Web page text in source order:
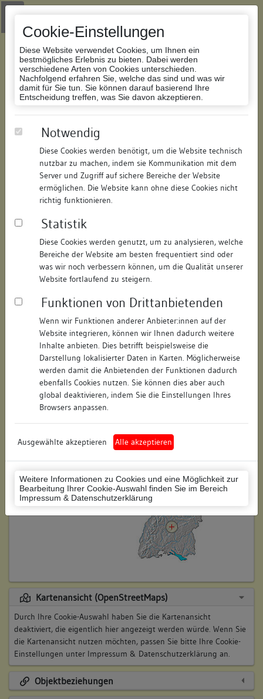
Cookie-Einstellungen
Diese Website verwendet Cookies, um Ihnen ein
bestmögliches Erlebnis zu bieten. Dabei werden
verschiedene Arten von Cookies unterschieden.
Nachfolgend erfahren Sie, welche das sind und was wir
damit für Sie tun. Sie können darauf basierend Ihre
Entscheidung treffen, was Sie davon akzeptieren.
Notwendig
Diese Cookies werden benötigt, um die Website technisch
nutzbar zu machen, indem sie Kommunikation mit dem
Server und Zugriff auf sichere Bereiche der Website
ermöglichen. Die Website kann ohne diese Cookies nicht
richtig funktionieren.
Statistik
Diese Cookies werden genutzt, um zu analysieren, welche
Bereiche der Website am besten frequentiert sind oder
was wir noch verbessern können, um die Qualität unserer
Website fortlaufend zu steigern.
Funktionen von Drittanbietenden
Wenn wir Funktionen anderer Anbieter:innen auf der
Website integrieren, können wir Ihnen dadurch weitere
Inhalte anbieten. Dies betrifft beispielsweise die
Darstellung lokalisierter Daten in Karten. Möglicherweise
werden damit die Anbietenden der Funktionen dadurch
ebenfalls Cookies nutzen. Sie können dies aber auch
global deaktivieren, indem Sie die Einstellungen Ihres
Browsers anpassen.
Ausgewählte akzeptieren Alle akzeptieren
Weitere Informationen zu Cookies und eine Möglichkeit zur
Bearbeitung Ihrer Cookie-Auswahl finden Sie im Bereich
Impressum & Datenschutzerklärung
Zur Navigation springen
Zum Inhalt der Website springen
Datenbank Bauforschung/Restaurierung
401213349478/Datum:01.09.2005
Datenbestand:
Bauforschung
Als PDF herunterladen:
Objektdaten
Straße: Kornhausstr.
Hausnummer: 10
Postleitzahl: 72070
Stadt-Teilort: Tübingen
Regierungsbezirk: Tübingen
Tübingen (Landkreis)
Wohnplatzschlüssel: 8416041017
Flurstücknummer: keine
Historischer Straßenname: keiner
Lage des Wohnplatzes:
Kartenansicht (OpenStreetMaps)
Durch Ihre Cookie-Auswahl haben Sie die Kartenansicht
deaktiviert, die eigentlich hier angezeigt werden würde. Wenn Sie
die Kartenansicht nutzen möchten, passen Sie bitte Ihre Cookie-
Einstellungen unter Impressum & Datenschutzerklärung an.
Objektbeziehungen